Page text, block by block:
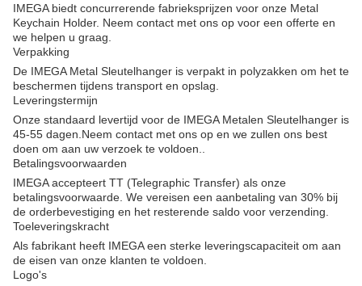
IMEGA biedt concurrerende fabrieksprijzen voor onze Metal
Keychain Holder. Neem contact met ons op voor een offerte en
we helpen u graag.
Verpakking
De IMEGA Metal Sleutelhanger is verpakt in polyzakken om het te
beschermen tijdens transport en opslag.
Leveringstermijn
Onze standaard levertijd voor de IMEGA Metalen Sleutelhanger is
45-55 dagen.Neem contact met ons op en we zullen ons best
doen om aan uw verzoek te voldoen..
Betalingsvoorwaarden
IMEGA accepteert TT (Telegraphic Transfer) als onze
betalingsvoorwaarde. We vereisen een aanbetaling van 30% bij
de orderbevestiging en het resterende saldo voor verzending.
Toeleveringskracht
Als fabrikant heeft IMEGA een sterke leveringscapaciteit om aan
de eisen van onze klanten te voldoen.
Logo's